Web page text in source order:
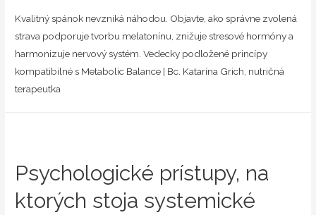
Kvalitný spánok nevzniká náhodou. Objavte, ako správne zvolená
strava podporuje tvorbu melatonínu, znižuje stresové hormóny a
harmonizuje nervový systém. Vedecky podložené princípy
kompatibilné s Metabolic Balance | Bc. Katarína Grich, nutričná
terapeutka
Psychologické prístupy, na
ktorých stoja systemické